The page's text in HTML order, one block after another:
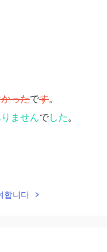
ったです。
ませんでした 。
。
합니다